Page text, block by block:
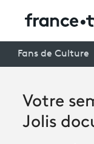
Festivals
Creators
Fans de Culture
Votre
Jolis